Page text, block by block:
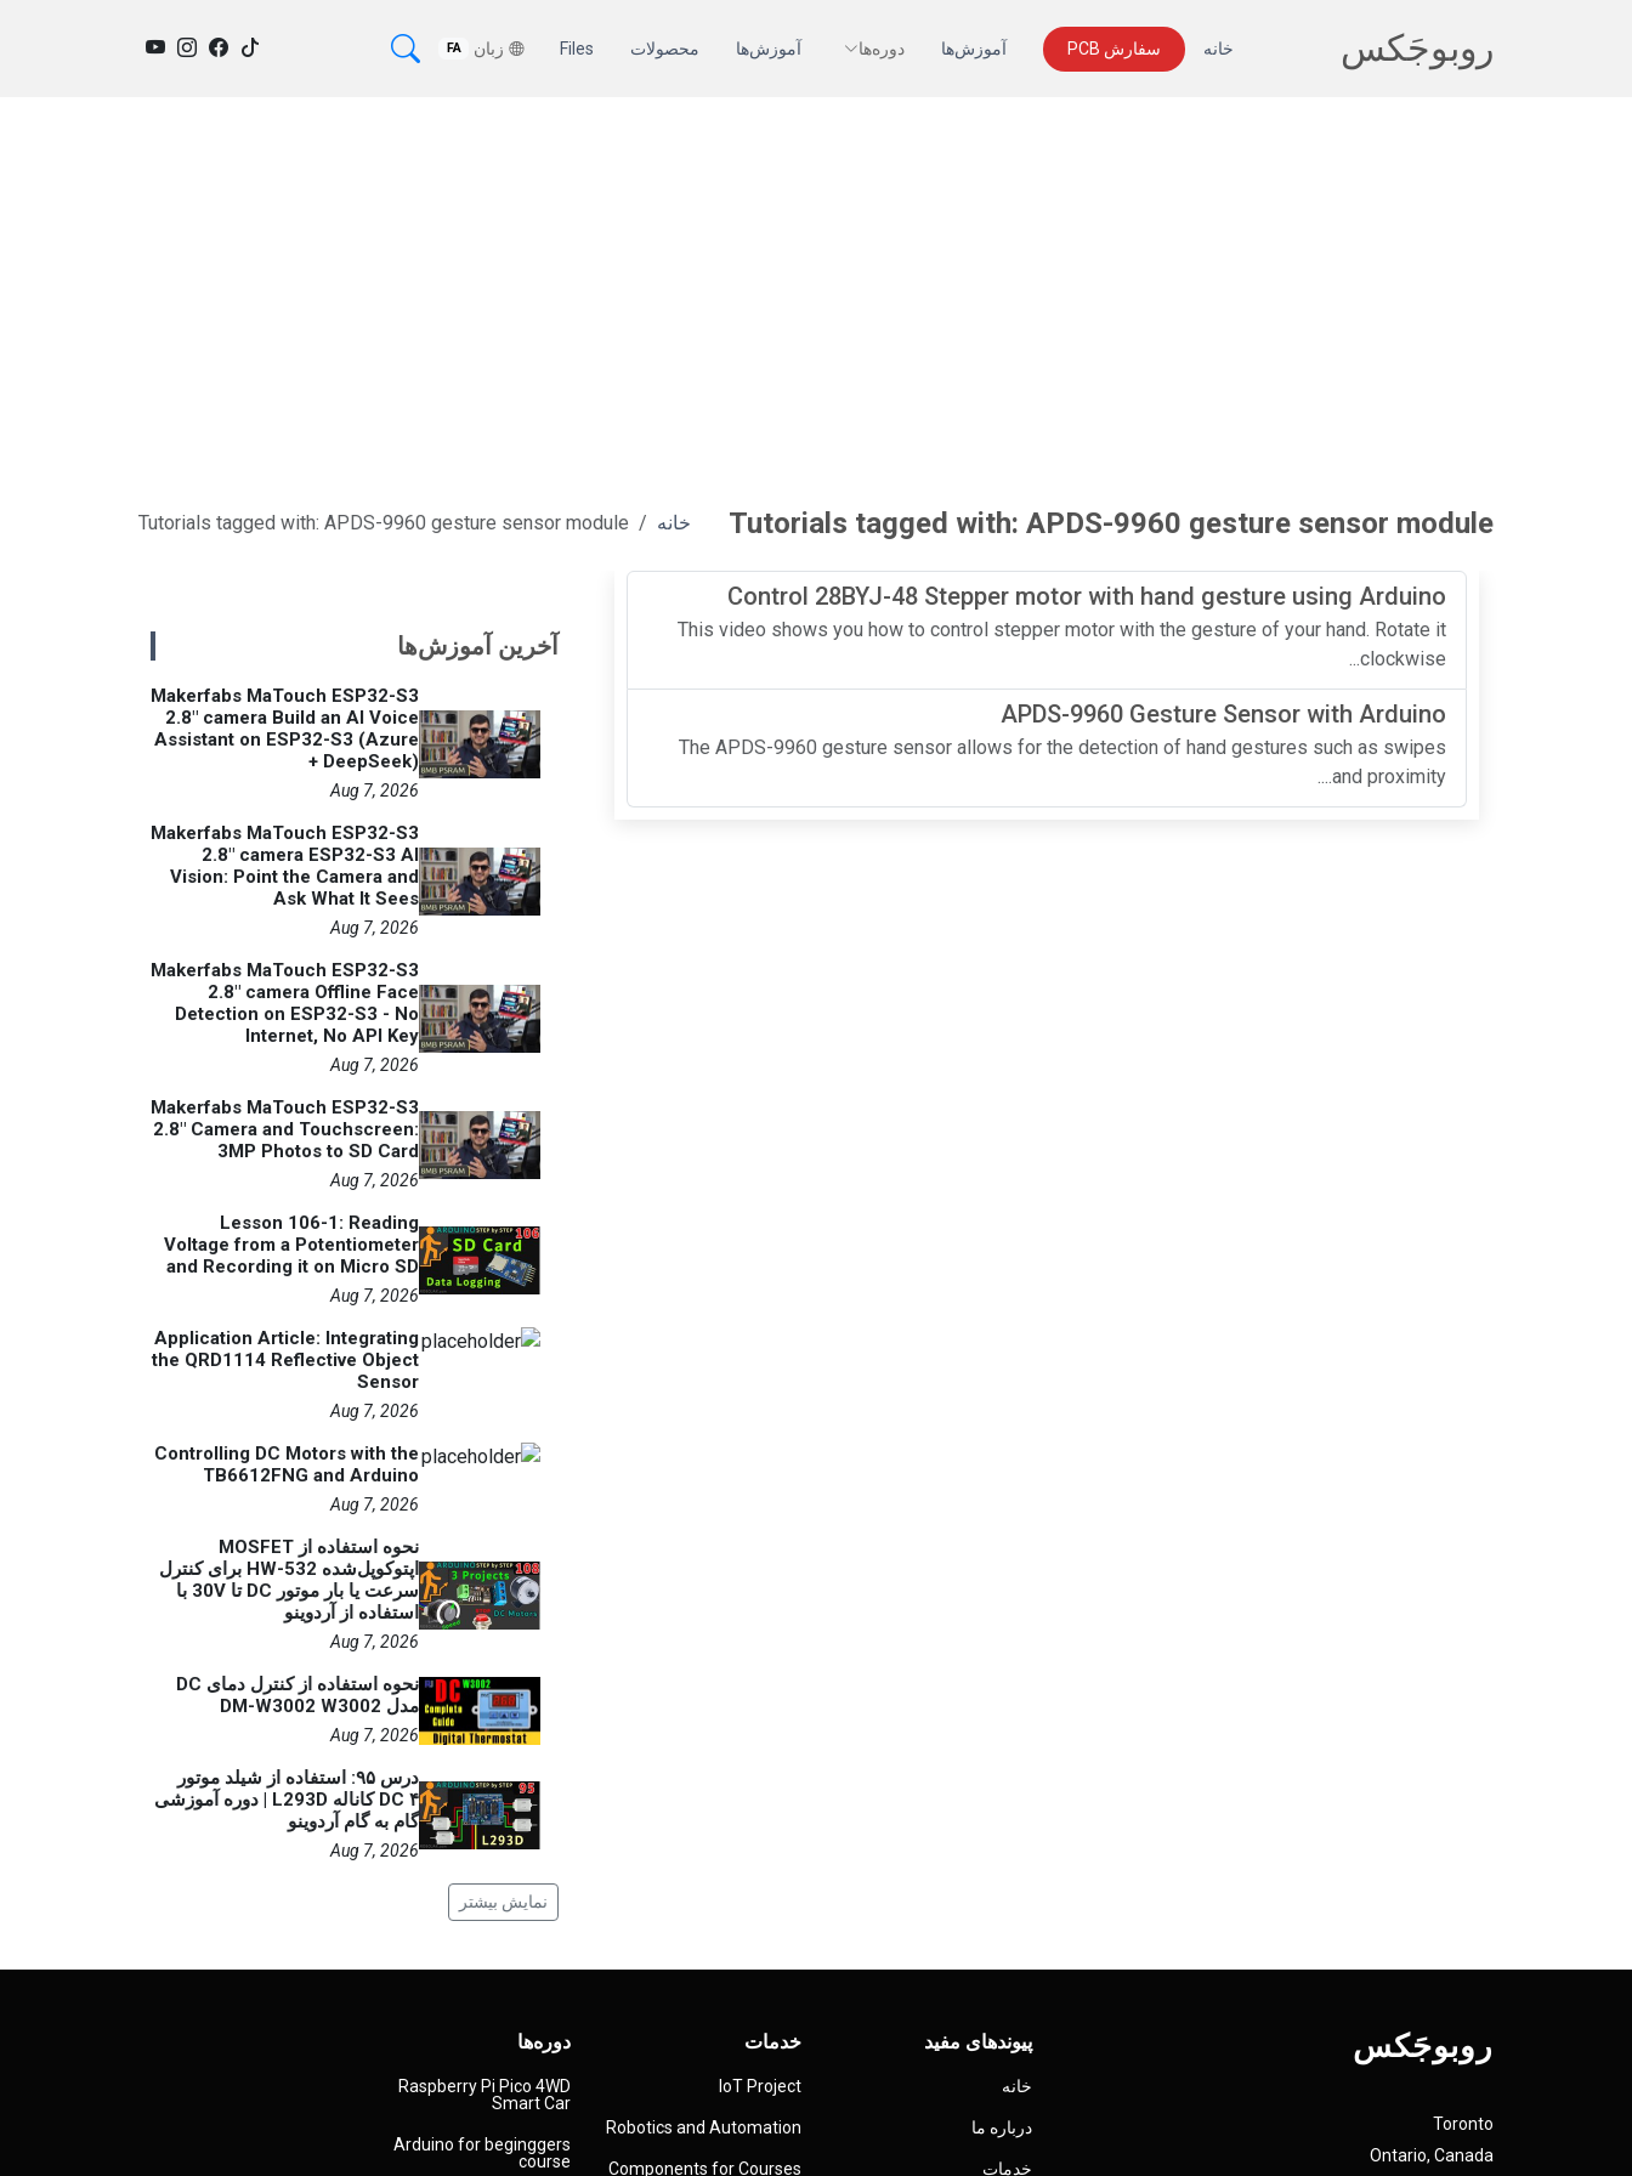
روبوجَکس خانه سفارش PCB آموزش‌ها دوره‌ها آموزش‌ها محصولات Files زبان FA
Tutorials tagged with: APDS-9960 gesture sensor module خانه Tutorials tagged with: APDS-9960 gesture sensor module
Control 28BYJ-48 Stepper motor with hand gesture using Arduino
This video shows you how to control stepper motor with the gesture of your hand. Rotate it
clockwise...
APDS-9960 Gesture Sensor with Arduino
The APDS-9960 gesture sensor allows for the detection of hand gestures such as swipes
and proximity....
آخرین آموزش‌ها
Makerfabs MaTouch ESP32-S3
2.8" camera Build an AI Voice
Assistant on ESP32-S3 (Azure
+ DeepSeek)
Aug 7, 2026
Makerfabs MaTouch ESP32-S3
2.8" camera ESP32-S3 AI
Vision: Point the Camera and
Ask What It Sees
Aug 7, 2026
Makerfabs MaTouch ESP32-S3
2.8" camera Offline Face
Detection on ESP32-S3 - No
Internet, No API Key
Aug 7, 2026
Makerfabs MaTouch ESP32-S3
2.8" Camera and Touchscreen:
3MP Photos to SD Card
Aug 7, 2026
Lesson 106-1: Reading
Voltage from a Potentiometer
and Recording it on Micro SD
Aug 7, 2026
Application Article: Integrating
the QRD1114 Reflective Object
Sensor
Aug 7, 2026
Controlling DC Motors with the
TB6612FNG and Arduino
Aug 7, 2026
نحوه استفاده از MOSFET
اپتوکوپل‌شده HW-532 برای کنترل
سرعت یا بار موتور DC تا 30V با
استفاده از آردوینو
Aug 7, 2026
نحوه استفاده از کنترل دمای DC
مدل DM-W3002 W3002
Aug 7, 2026
درس ۹۵: استفاده از شیلد موتور
DC ۴ کاناله L293D | دوره آموزشی
گام به گام آردوینو
Aug 7, 2026
نمایش بیشتر
روبوجَکس
Toronto
Ontario, Canada
پیوندهای مفید
خانه
درباره ما
خدمات
خدمات
IoT Project
Robotics and Automation
Components for Courses
دوره‌ها
Raspberry Pi Pico 4WD
Smart Car
Arduino for beginggers
course